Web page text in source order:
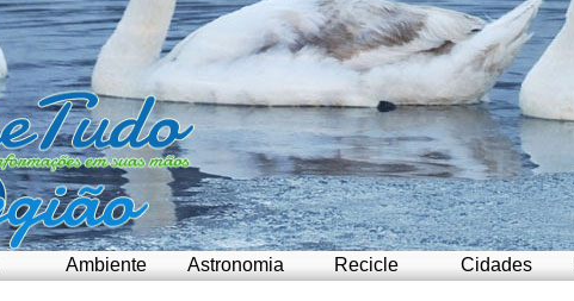
Ambiente Astronomia Recicle Cidades